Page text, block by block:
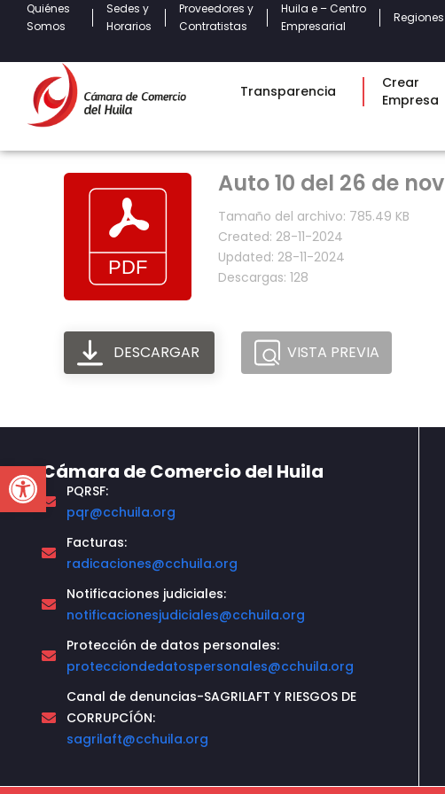
Open toolbar
Quiénes
Somos
Sedes y
Horarios
Proveedores y
Contratistas
Huila e – Centro
Empresarial
Regiones
Transparencia
Crear
Empresa
Auto 10 del 26 de
Tamaño del archivo: 785.49 KB
Created: 28-11-2024
Updated: 28-11-2024
Descargas: 128
DESCARGAR VISTA PREVIA
Cámara de Comercio del Huila
PQRSF:
pqr@cchuila.org
Facturas:
radicaciones@cchuila.org
Notificaciones judiciales:
notificacionesjudiciales@cchuila.org
Protección de datos personales:
protecciondedatospersonales@cchuila.org
Canal de denuncias-SAGRILAFT Y RIESGOS DE
CORRUPCÍÓN:
sagrilaft@cchuila.org